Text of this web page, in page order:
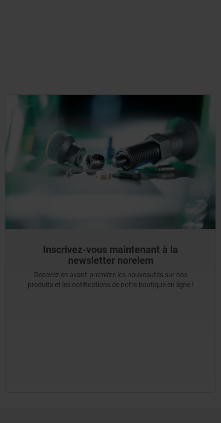
Inscrivez-vous maintenant à la
newsletter norelem
Recevez en avant-première les nouveautés sur nos
produits et les notifications de notre boutique en ligne !